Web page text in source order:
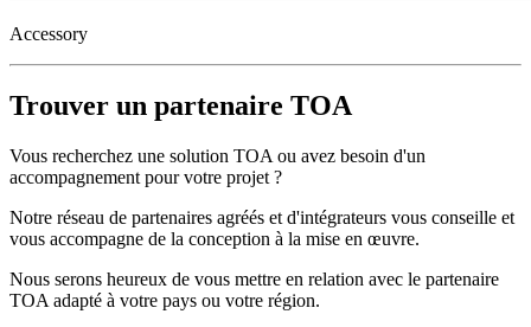
Accessory
Trouver un partenaire TOA
Vous recherchez une solution TOA ou avez besoin d'un
accompagnement pour votre projet ?
Notre réseau de partenaires agréés et d'intégrateurs vous conseille et
vous accompagne de la conception à la mise en œuvre.
Nous serons heureux de vous mettre en relation avec le partenaire
TOA adapté à votre pays ou votre région.